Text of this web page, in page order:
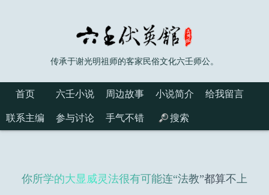
传承于谢光明祖师的客家民俗文化六壬师公。
首页 六壬小说 周边故事 小说简介 给我留言
联系主编 参与讨论 手气不错 搜索
你所学的大显威灵法很有可能连“法教”都算不上